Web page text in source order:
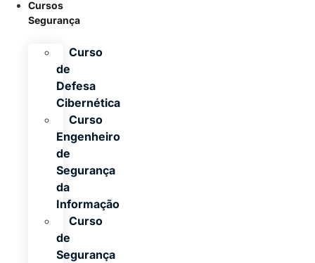
Cursos
Segurança
Curso
de
Defesa
Cibernética
Curso
Engenheiro
de
Segurança
da
Informação
Curso
de
Segurança